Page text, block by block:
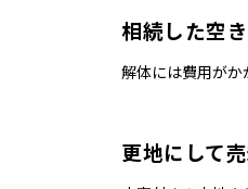
相続した空
解体には費用がか
更地にして